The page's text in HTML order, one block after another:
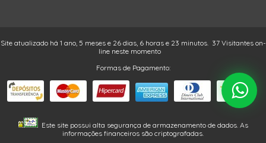
Site atualizado há 1 ano, 5 meses e 26 dias, 6 horas e 23 minutos. 37 Visitantes on-
line neste momento
Formas de Pagamento:
Este site possui alta segurança de armazenamento de dados. As
informações financeiros são criptografadas.